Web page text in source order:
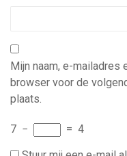
Mijn naam, e-mailadres
browser voor de
plaats.
7 − = 4